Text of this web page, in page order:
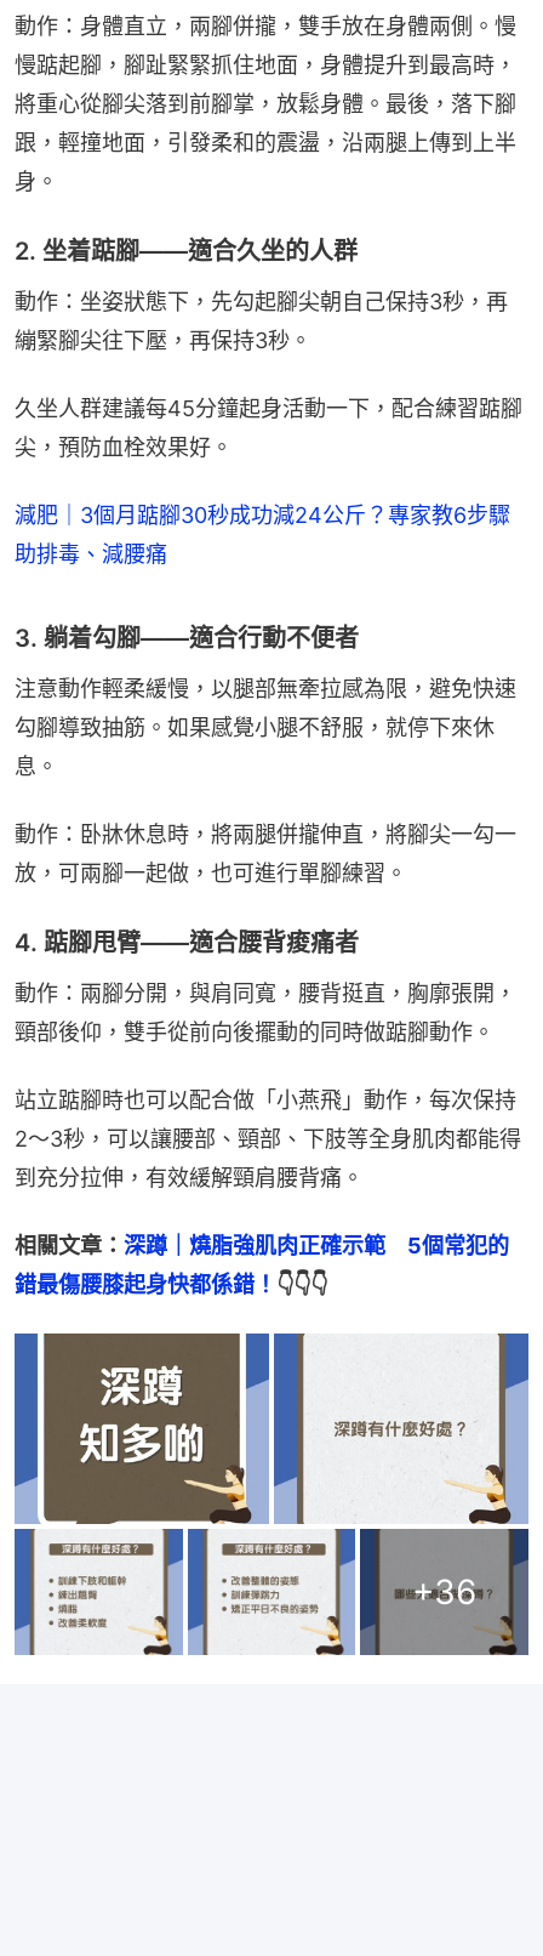
動作：身體直立，兩腳併攏，雙手放在身體兩側。慢
慢踮起腳，腳趾緊緊抓住地面，身體提升到最高時，
將重心從腳尖落到前腳掌，放鬆身體。最後，落下腳
跟，輕撞地面，引發柔和的震盪，沿兩腿上傳到上半
身。
2. 坐着踮腳——適合久坐的人群
動作：坐姿狀態下，先勾起腳尖朝自己保持3秒，再
繃緊腳尖往下壓，再保持3秒。
久坐人群建議每45分鐘起身活動一下，配合練習踮腳
尖，預防血栓效果好。
減肥｜3個月踮腳30秒成功減24公斤？專家教6步驟
助排毒、減腰痛
3. 躺着勾腳——適合行動不便者
注意動作輕柔緩慢，以腿部無牽拉感為限，避免快速
勾腳導致抽筋。如果感覺小腿不舒服，就停下來休
息。
動作：卧牀休息時，將兩腿併攏伸直，將腳尖一勾一
放，可兩腳一起做，也可進行單腳練習。
4. 踮腳甩臂——適合腰背痠痛者
動作：兩腳分開，與肩同寬，腰背挺直，胸廓張開，
頸部後仰，雙手從前向後擺動的同時做踮腳動作。
站立踮腳時也可以配合做「小燕飛」動作，每次保持
2～3秒，可以讓腰部、頸部、下肢等全身肌肉都能得
到充分拉伸，有效緩解頸肩腰背痛。
相關文章： 深蹲｜燒脂強肌肉正確示範　5個常犯的
錯最傷腰膝起身快都係錯！ 👇👇👇
+36